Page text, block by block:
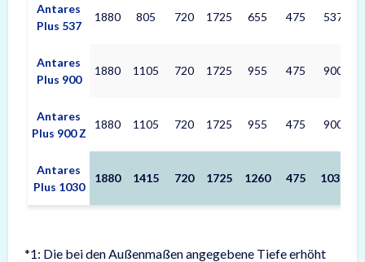
Antares
Plus 537
1880 805 720 1725 655 475 537
Antares
Plus 900
1880 1105 720 1725 955 475 900
Antares
Plus 900 Z
1880 1105 720 1725 955 475 900
Antares
Plus 1030
1880 1415 720 1725 1260 475 1030
*1: Die bei den Außenmaßen angegebene Tiefe erhöht